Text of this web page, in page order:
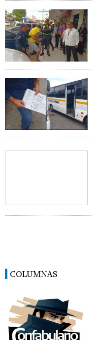
COLUMNAS